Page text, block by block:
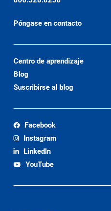
Póngase en contacto
Centro de aprendizaje
Blog
Suscribirse al blog
Facebook
Instagram
LinkedIn
YouTube